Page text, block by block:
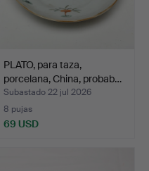
PLATO, para taza,
porcelana, China, probab…
Subastado 22 jul 2026
8 pujas
69 USD